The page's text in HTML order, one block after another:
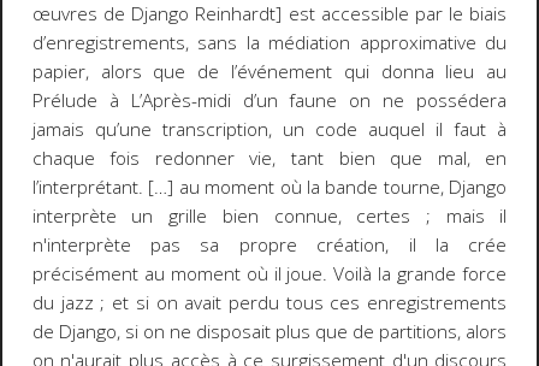
œuvres de Django Reinhardt] est accessible par le biais
d’enregistrements, sans la médiation approximative du
papier, alors que de l’événement qui donna lieu au
Prélude à L’Après-midi d’un faune on ne possédera
jamais qu’une transcription, un code auquel il faut à
chaque fois redonner vie, tant bien que mal, en
l’interprétant. […] au moment où la bande tourne, Django
interprète un grille bien connue, certes ; mais il
n'interprète pas sa propre création, il la crée
précisément au moment où il joue. Voilà la grande force
du jazz ; et si on avait perdu tous ces enregistrements
de Django, si on ne disposait plus que de partitions, alors
on n'aurait plus accès à ce surgissement d'un discours